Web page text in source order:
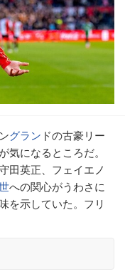
グラン ドの古豪リー
気になるところだ。
田英正、フェイエノ
への関心がうわさに
を示していた。フリ